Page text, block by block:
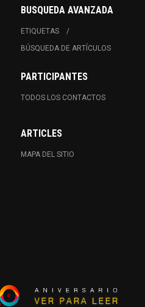
BUSQUEDA AVANZADA
ETIQUETAS
BÚSQUEDA DE ARTÍCULOS
PARTICIPANTES
TODOS LOS CONTACTOS
ARTICLES
MAPA DEL SITIO